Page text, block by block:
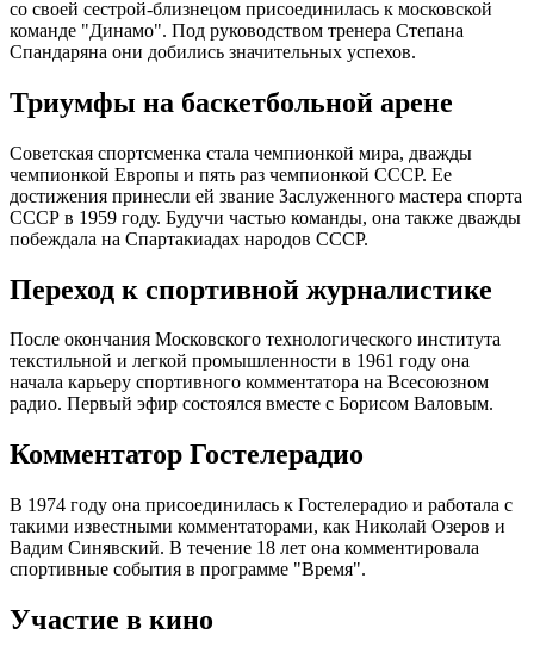
со своей сестрой-близнецом присоединилась к московской
команде "Динамо". Под руководством тренера Степана
Спандаряна они добились значительных успехов.
Триумфы на баскетбольной арене
Советская спортсменка стала чемпионкой мира, дважды
чемпионкой Европы и пять раз чемпионкой СССР. Ее
достижения принесли ей звание Заслуженного мастера спорта
СССР в 1959 году. Будучи частью команды, она также дважды
побеждала на Спартакиадах народов СССР.
Переход к спортивной журналистике
После окончания Московского технологического института
текстильной и легкой промышленности в 1961 году она
начала карьеру спортивного комментатора на Всесоюзном
радио. Первый эфир состоялся вместе с Борисом Валовым.
Комментатор Гостелерадио
В 1974 году она присоединилась к Гостелерадио и работала с
такими известными комментаторами, как Николай Озеров и
Вадим Синявский. В течение 18 лет она комментировала
спортивные события в программе "Время".
Участие в кино